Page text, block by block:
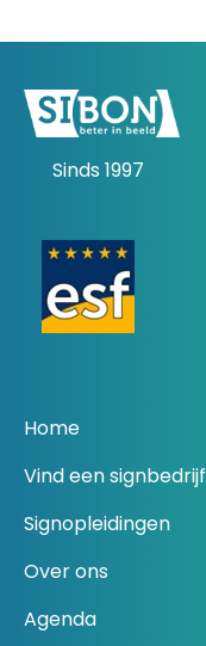
Sinds 1997
Home
Vind een signbedrijf
Signopleidingen
Over ons
Agenda